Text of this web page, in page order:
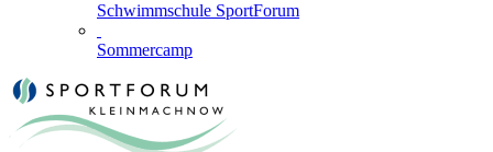
Schwimmschule SportForum
Sommercamp